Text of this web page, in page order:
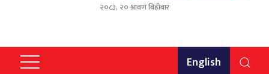
२०८३, २० श्रावण बिहीबार
English